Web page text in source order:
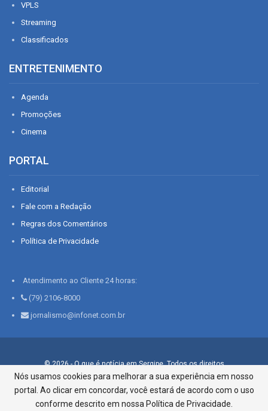
VPLS
Streaming
Classificados
ENTRETENIMENTO
Agenda
Promoções
Cinema
PORTAL
Editorial
Fale com a Redação
Regras dos Comentários
Política de Privacidade
Atendimento ao Cliente 24 horas:
(79) 2106-8000
jornalismo@infonet.com.br
© 2026 - O que é notícia em Sergipe. Todos os direitos
reservados.
Infonet - Rua Monsenhor Silveira 276, Bairro São José |
Aracaju-SE, CEP 49015-030, Fone: 79.2106.8000 - CI Centro de
Nós usamos cookies para melhorar a sua experiência em nosso
portal. Ao clicar em concordar, você estará de acordo com o uso
conforme descrito em nossa Política de Privacidade.